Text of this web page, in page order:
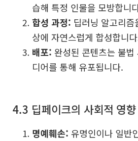
습해 특정 인물을 모방합니
합성 과정: 딥러닝 알고리
상에 자연스럽게 합성합니
배포: 완성된 콘텐츠는 불
디어를 통해 유포됩니다.
4.3 딥페이크의 사회적 영향
명예훼손: 유명인이나 일반